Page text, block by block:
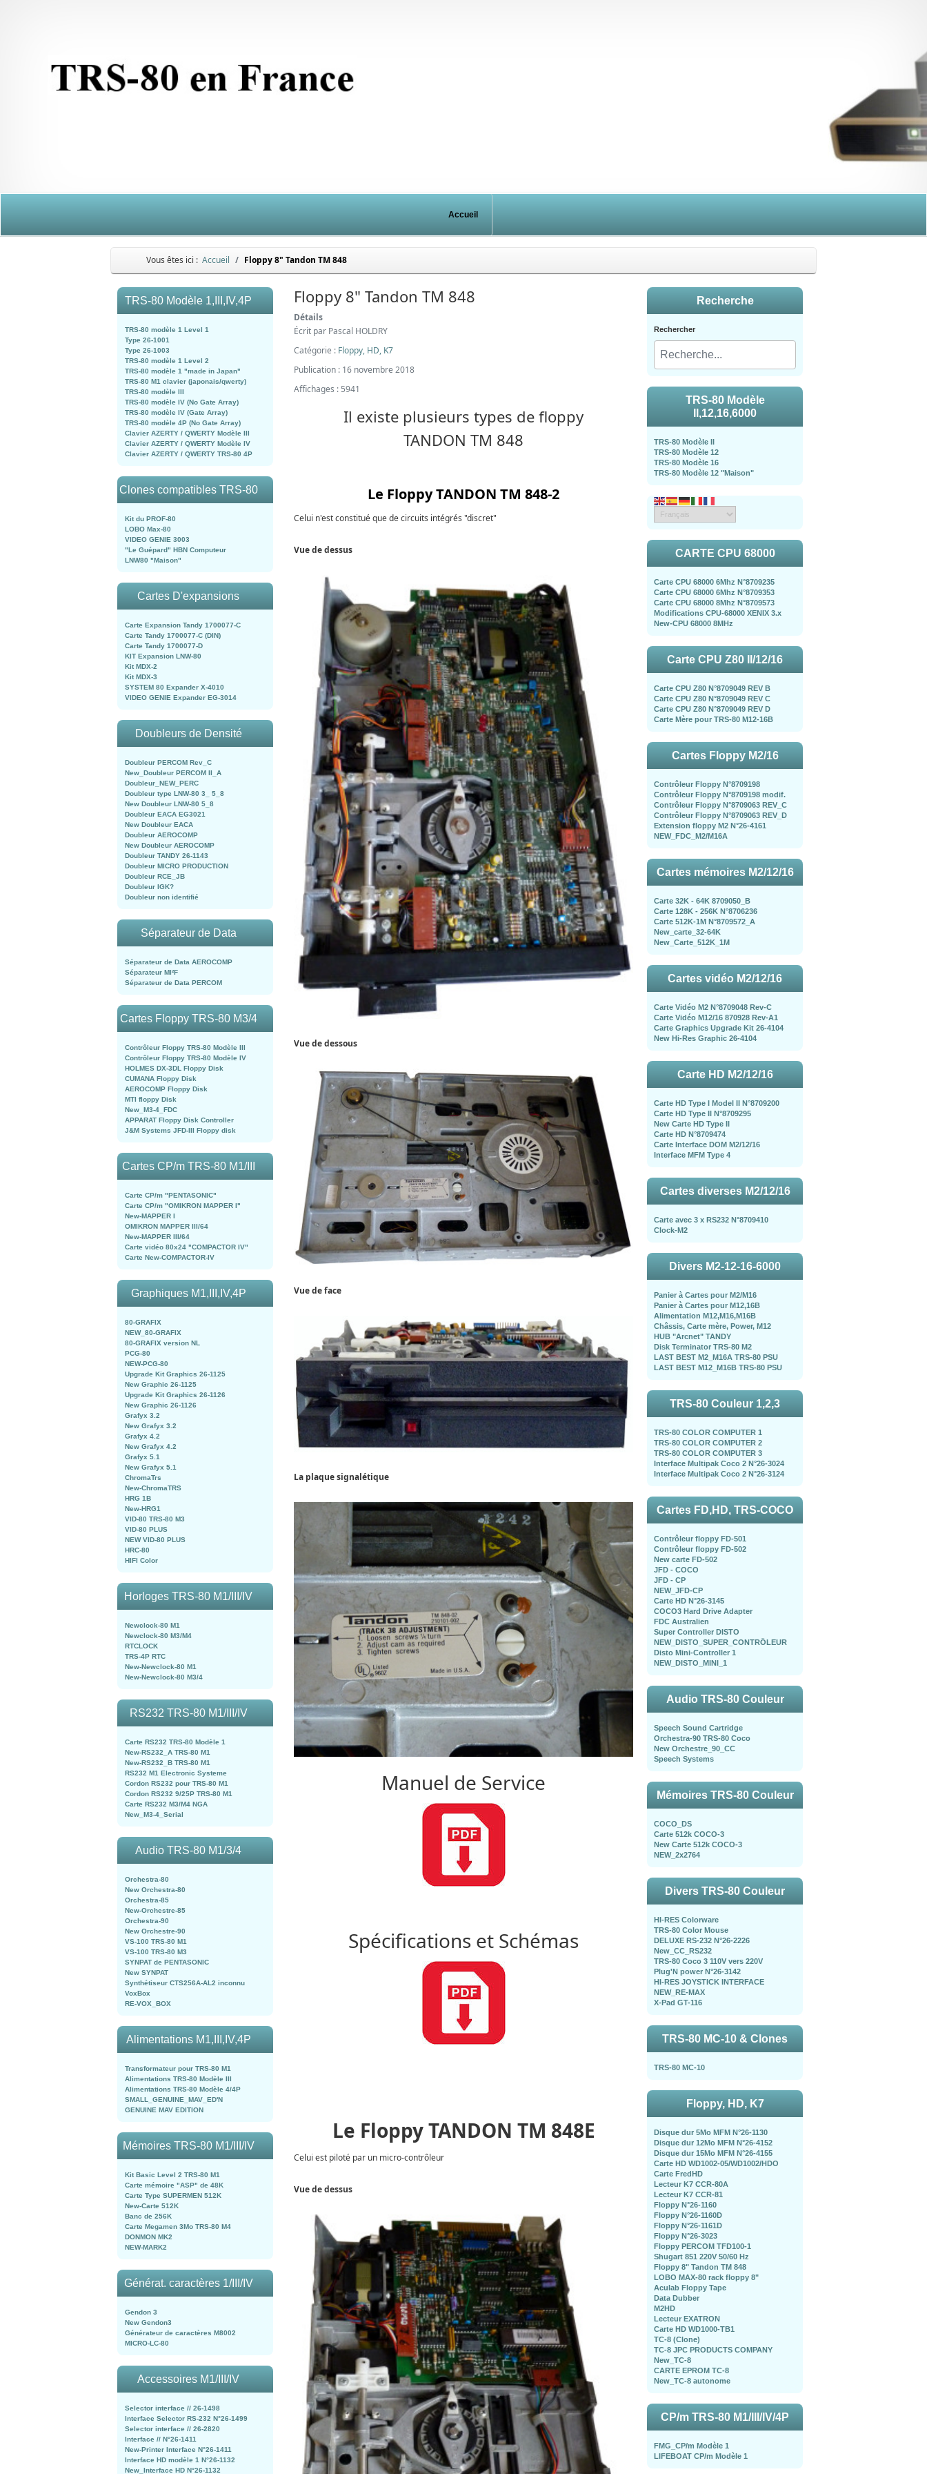
Accueil
Vous êtes ici : Accueil Floppy 8" Tandon TM 848
TRS-80 Modèle 1,III,IV,4P
TRS-80 modèle 1 Level 1
Type 26-1001
Type 26-1003
TRS-80 modèle 1 Level 2
TRS-80 modèle 1 "made in Japan"
TRS-80 M1 clavier (japonais/qwerty)
TRS-80 modèle III
TRS-80 modèle IV (No Gate Array)
TRS-80 modèle IV (Gate Array)
TRS-80 modèle 4P (No Gate Array)
Clavier AZERTY / QWERTY Modèle III
Clavier AZERTY / QWERTY Modèle IV
Clavier AZERTY / QWERTY TRS-80 4P
Clones compatibles TRS-80
Kit du PROF-80
LOBO Max-80
VIDEO GENIE 3003
"Le Guépard" HBN Computeur
LNW80 "Maison"
Cartes D'expansions
Carte Expansion Tandy 1700077-C
Carte Tandy 1700077-C (DIN)
Carte Tandy 1700077-D
KIT Expansion LNW-80
Kit MDX-2
Kit MDX-3
SYSTEM 80 Expander X-4010
VIDEO GENIE Expander EG-3014
Doubleurs de Densité
Doubleur PERCOM Rev_C
New_Doubleur PERCOM II_A
Doubleur_NEW_PERC
Doubleur type LNW-80 3_ 5_8
New Doubleur LNW-80 5_8
Doubleur EACA EG3021
New Doubleur EACA
Doubleur AEROCOMP
New Doubleur AEROCOMP
Doubleur TANDY 26-1143
Doubleur MICRO PRODUCTION
Doubleur RCE_JB
Doubleur IGK?
Doubleur non identifié
Séparateur de Data
Séparateur de Data AEROCOMP
Séparateur MI²F
Séparateur de Data PERCOM
Cartes Floppy TRS-80 M3/4
Contrôleur Floppy TRS-80 Modèle III
Contrôleur Floppy TRS-80 Modèle IV
HOLMES DX-3DL Floppy Disk
CUMANA Floppy Disk
AEROCOMP Floppy Disk
MTI floppy Disk
New_M3-4_FDC
APPARAT Floppy Disk Controller
J&M Systems JFD-III Floppy disk
Cartes CP/m TRS-80 M1/III
Carte CP/m "PENTASONIC"
Carte CP/m "OMIKRON MAPPER I"
New-MAPPER I
OMIKRON MAPPER III/64
New-MAPPER III/64
Carte vidéo 80x24 "COMPACTOR IV"
Carte New-COMPACTOR-IV
Graphiques M1,III,IV,4P
80-GRAFIX
NEW_80-GRAFIX
80-GRAFIX version NL
PCG-80
NEW-PCG-80
Upgrade Kit Graphics 26-1125
New Graphic 26-1125
Upgrade Kit Graphics 26-1126
New Graphic 26-1126
Grafyx 3.2
New Grafyx 3.2
Grafyx 4.2
New Grafyx 4.2
Grafyx 5.1
New Grafyx 5.1
ChromaTrs
New-ChromaTRS
HRG 1B
New-HRG1
VID-80 TRS-80 M3
VID-80 PLUS
NEW VID-80 PLUS
HRC-80
HIFI Color
Horloges TRS-80 M1/III/IV
Newclock-80 M1
Newclock-80 M3/M4
RTCLOCK
TRS-4P RTC
New-Newclock-80 M1
New-Newclock-80 M3/4
RS232 TRS-80 M1/III/IV
Carte RS232 TRS-80 Modèle 1
New-RS232_A TRS-80 M1
New-RS232_B TRS-80 M1
RS232 M1 Electronic Systeme
Cordon RS232 pour TRS-80 M1
Cordon RS232 9/25P TRS-80 M1
Carte RS232 M3/M4 NGA
New_M3-4_Serial
Audio TRS-80 M1/3/4
Orchestra-80
New Orchestra-80
Orchestra-85
New-Orchestre-85
Orchestra-90
New Orchestre-90
VS-100 TRS-80 M1
VS-100 TRS-80 M3
SYNPAT de PENTASONIC
New SYNPAT
Synthétiseur CTS256A-AL2 inconnu
VoxBox
RE-VOX_BOX
Alimentations M1,III,IV,4P
Transformateur pour TRS-80 M1
Alimentations TRS-80 Modèle III
Alimentations TRS-80 Modèle 4/4P
SMALL_GENUINE_MAV_ED'N
GENUINE MAV EDITION
Mémoires TRS-80 M1/III/IV
Kit Basic Level 2 TRS-80 M1
Carte mémoire "ASP" de 48K
Carte Type SUPERMEN 512K
New-Carte 512K
Banc de 256K
Carte Megamen 3Mo TRS-80 M4
DONMON MK2
NEW-MARK2
Générat. caractères 1/III/IV
Gendon 3
New Gendon3
Générateur de caractères M8002
MICRO-LC-80
Accessoires M1/III/IV
Selector interface // 26-1498
Interface Selector RS-232 N°26-1499
Selector interface // 26-2820
Interface // N°26-1411
New-Printer Interface N°26-1411
Interface HD modèle 1 N°26-1132
New_Interface HD N°26-1132
Floppy 8" Tandon TM 848
Détails
Écrit par Pascal HOLDRY
Catégorie : Floppy, HD, K7
Publication : 16 novembre 2018
Affichages : 5941
Il existe plusieurs types de floppy
TANDON TM 848
Le Floppy TANDON TM 848-2
Celui n'est constitué que de circuits intégrés "discret"
Vue de dessus
Vue de dessous
Vue de face
La plaque signalétique
Manuel de Service
Spécifications et Schémas
Le Floppy TANDON TM 848E
Celui est piloté par un micro-contrôleur
Vue de dessus
Recherche
Rechercher
TRS-80 Modèle
II,12,16,6000
TRS-80 Modèle II
TRS-80 Modèle 12
TRS-80 Modèle 16
TRS-80 Modèle 12 "Maison"
CARTE CPU 68000
Carte CPU 68000 6Mhz N°8709235
Carte CPU 68000 6Mhz N°8709353
Carte CPU 68000 8Mhz N°8709573
Modifications CPU-68000 XENIX 3.x
New-CPU 68000 8MHz
Carte CPU Z80 II/12/16
Carte CPU Z80 N°8709049 REV B
Carte CPU Z80 N°8709049 REV C
Carte CPU Z80 N°8709049 REV D
Carte Mère pour TRS-80 M12-16B
Cartes Floppy M2/16
Contrôleur Floppy N°8709198
Contrôleur Floppy N°8709198 modif.
Contrôleur Floppy N°8709063 REV_C
Contrôleur Floppy N°8709063 REV_D
Extension floppy M2 N°26-4161
NEW_FDC_M2/M16A
Cartes mémoires M2/12/16
Carte 32K - 64K 8709050_B
Carte 128K - 256K N°8706236
Carte 512K-1M N°8709572_A
New_carte_32-64K
New_Carte_512K_1M
Cartes vidéo M2/12/16
Carte Vidéo M2 N°8709048 Rev-C
Carte Vidéo M12/16 870928 Rev-A1
Carte Graphics Upgrade Kit 26-4104
New Hi-Res Graphic 26-4104
Carte HD M2/12/16
Carte HD Type I Model II N°8709200
Carte HD Type II N°8709295
New Carte HD Type II
Carte HD N°8709474
Carte Interface DOM M2/12/16
Interface MFM Type 4
Cartes diverses M2/12/16
Carte avec 3 x RS232 N°8709410
Clock-M2
Divers M2-12-16-6000
Panier à Cartes pour M2/M16
Panier à Cartes pour M12,16B
Alimentation M12,M16,M16B
Châssis, Carte mère, Power, M12
HUB "Arcnet" TANDY
Disk Terminator TRS-80 M2
LAST BEST M2_M16A TRS-80 PSU
LAST BEST M12_M16B TRS-80 PSU
TRS-80 Couleur 1,2,3
TRS-80 COLOR COMPUTER 1
TRS-80 COLOR COMPUTER 2
TRS-80 COLOR COMPUTER 3
Interface Multipak Coco 2 N°26-3024
Interface Multipak Coco 2 N°26-3124
Cartes FD,HD, TRS-COCO
Contrôleur floppy FD-501
Contrôleur floppy FD-502
New carte FD-502
JFD - COCO
JFD - CP
NEW_JFD-CP
Carte HD N°26-3145
COCO3 Hard Drive Adapter
FDC Australien
Super Controller DISTO
NEW_DISTO_SUPER_CONTRÖLEUR
Disto Mini-Controller 1
NEW_DISTO_MINI_1
Audio TRS-80 Couleur
Speech Sound Cartridge
Orchestra-90 TRS-80 Coco
New Orchestre_90_CC
Speech Systems
Mémoires TRS-80 Couleur
COCO_DS
Carte 512k COCO-3
New Carte 512k COCO-3
NEW_2x2764
Divers TRS-80 Couleur
HI-RES Colorware
TRS-80 Color Mouse
DELUXE RS-232 N°26-2226
New_CC_RS232
TRS-80 Coco 3 110V vers 220V
Plug'N power N°26-3142
HI-RES JOYSTICK INTERFACE
NEW_RE-MAX
X-Pad GT-116
TRS-80 MC-10 & Clones
TRS-80 MC-10
Floppy, HD, K7
Disque dur 5Mo MFM N°26-1130
Disque dur 12Mo MFM N°26-4152
Disque dur 15Mo MFM N°26-4155
Carte HD WD1002-05/WD1002/HDO
Carte FredHD
Lecteur K7 CCR-80A
Lecteur K7 CCR-81
Floppy N°26-1160
Floppy N°26-1160D
Floppy N°26-1161D
Floppy N°26-3023
Floppy PERCOM TFD100-1
Shugart 851 220V 50/60 Hz
Floppy 8" Tandon TM 848
LOBO MAX-80 rack floppy 8"
Aculab Floppy Tape
Data Dubber
M2HD
Lecteur EXATRON
Carte HD WD1000-TB1
TC-8 (Clone)
TC-8 JPC PRODUCTS COMPANY
New_TC-8
CARTE EPROM TC-8
New_TC-8 autonome
CP/m TRS-80 M1/III/IV/4P
FMG_CP/m Modèle 1
LIFEBOAT CP/m Modèle 1